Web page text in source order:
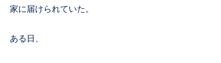
家に届けられていた。
ある日、